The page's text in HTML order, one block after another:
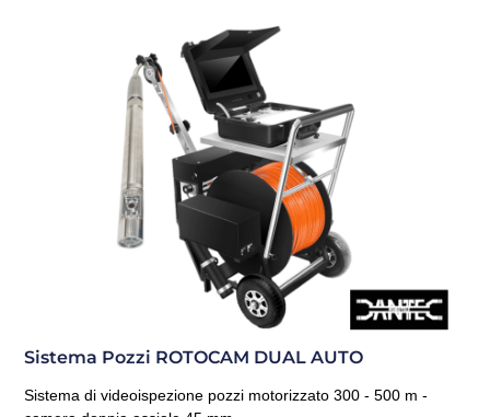
Sistema Pozzi ROTOCAM DUAL AUTO
Sistema di videoispezione pozzi motorizzato 300 - 500 m -